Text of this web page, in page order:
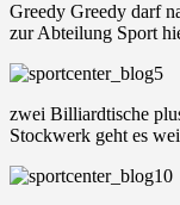
Greedy Greedy darf
zur Abteilung Sport
zwei Billiardtische
Stockwerk geht es